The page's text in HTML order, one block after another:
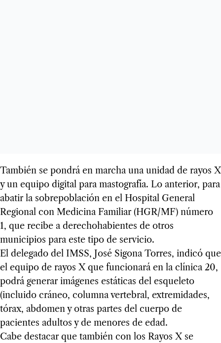
También se pondrá en marcha una unidad de rayos X
y un equipo digital para mastografía. Lo anterior, para
abatir la sobrepoblación en el Hospital General
Regional con Medicina Familiar (HGR/MF) número
1, que recibe a derechohabientes de otros
municipios para este tipo de servicio.
El delegado del IMSS, José Sigona Torres, indicó que
el equipo de rayos X que funcionará en la clínica 20,
podrá generar imágenes estáticas del esqueleto
(incluido cráneo, columna vertebral, extremidades,
tórax, abdomen y otras partes del cuerpo de
pacientes adultos y de menores de edad.
Cabe destacar que también con los Rayos X se